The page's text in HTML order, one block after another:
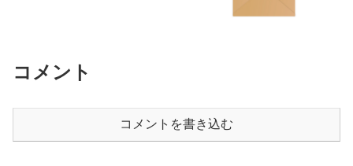
コメント
コメントを書き込む